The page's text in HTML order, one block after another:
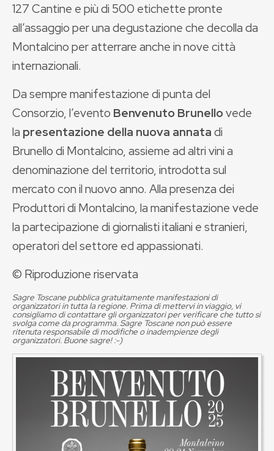
127 Cantine e più di 500 etichette pronte
all’assaggio per una degustazione che decolla da
Montalcino per atterrare anche in nove città
internazionali.
Da sempre manifestazione di punta del
Consorzio, l’evento Benvenuto Brunellovede
la presentazione della nuova annatadi
Brunello di Montalcino, assieme ad altri vini a
denominazione del territorio, introdotta sul
mercato con il nuovo anno. Alla presenza dei
Produttori di Montalcino, la manifestazione vede
la partecipazione di giornalisti italiani e stranieri,
operatori del settore ed appassionati.
© Riproduzione riservata
Sagre Toscane pubblica gratuitamente manifestazioni di
organizzatori in tutta la regione. Prima di mettervi in viaggio, vi
consigliamo di contattare gli organizzatori per verificare che tutto si
svolga come da programma. Sagre Toscane non può essere
ritenuta responsabile di modifiche o inadempienze degli
organizzatori. Buone sagre! :-)